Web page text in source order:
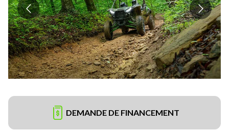
DEMANDE DE FINANCEMENT